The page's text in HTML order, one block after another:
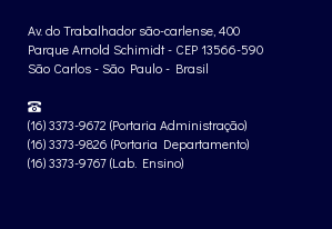
Av. do Trabalhador são-carlense, 400
Parque Arnold Schimidt - CEP 13566-590
São Carlos - São Paulo - Brasil
(16) 3373-9672 (Portaria Administração)
(16) 3373-9826 (Portaria Departamento)
(16) 3373-9767 (Lab. Ensino)